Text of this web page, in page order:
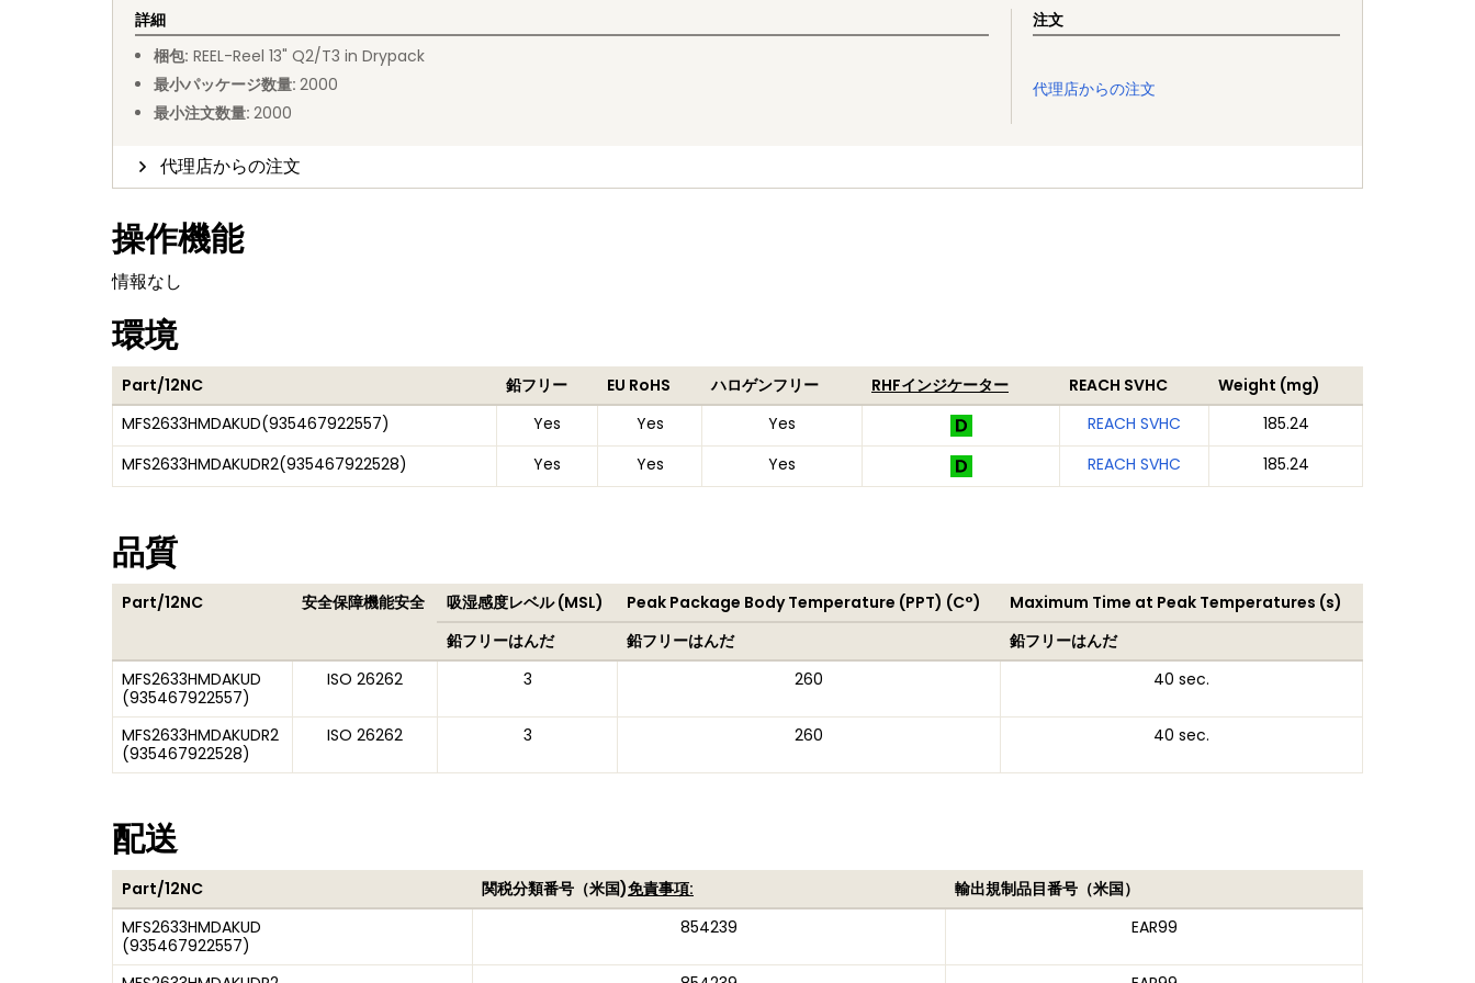
詳細
梱包: REEL-Reel 13" Q2/T3 in Drypack
最小パッケージ数量: 2000
最小注文数量: 2000
注文
代理店からの注文
代理店からの注文
操作機能
情報なし
環境
Part/12NC 鉛フリー EU RoHS ハロゲンフリー RHFインジケーター REACH SVHC
Weight (mg)
MFS2633HMDAKUD(935467922557) Yes Yes Yes REACH SVHC
185.24
MFS2633HMDAKUDR2(935467922528) Yes Yes Yes REACH SVHC 185.24
品質
Part/12NC 安全保障機能安全 吸湿感度レベル (MSL) Peak Package Body Temperature (PPT) (C°)
Maximum Time at Peak Temperatures (s)
鉛フリーはんだ
鉛フリーはんだ
鉛フリーはんだ
MFS2633HMDAKUD
(935467922557)
ISO 26262 3 260 40 sec.
MFS2633HMDAKUDR2
(935467922528)
ISO 26262 3 260 40 sec.
配送
Part/12NC 関税分類番号（米国)免責事項:
輸出規制品目番号（米国）
MFS2633HMDAKUD
(935467922557)
854239 EAR99